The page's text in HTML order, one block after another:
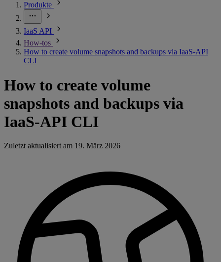
Produkte
IaaS API
How-tos
How to create volume snapshots and backups via IaaS-API
CLI
How to create volume
snapshots and backups via
IaaS-API CLI
Zuletzt aktualisiert am 19. März 2026